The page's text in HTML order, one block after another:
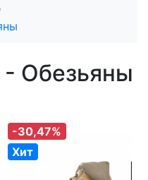
- Обезьяны
-30,47%
Хит